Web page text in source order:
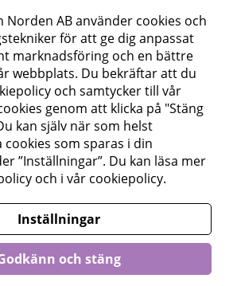
Norden AB använder cookies och
för att ge dig anpassat
marknadsföring och en bättre
webbplats. Du bekräftar att du
och samtycker till vår
genom att klicka på "Stäng
kan själv när som helst
som sparas i din
”Inställningar”. Du kan läsa mer
och i vår cookiepolicy.
Inställningar
och stäng